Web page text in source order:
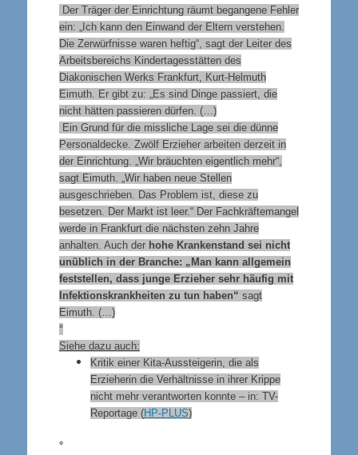
Der Träger der Einrichtung räumt begangene Fehler
ein: „Ich kann den Einwand der Eltern verstehen.
Die Zerwürfnisse waren heftig“, sagt der Leiter des
Arbeitsbereichs Kindertagesstätten des
Diakonischen Werks Frankfurt, Kurt-Helmuth
Eimuth. Er gibt zu: „Es sind Dinge passiert, die
nicht hätten passieren dürfen. (…)
Ein Grund für die missliche Lage sei die dünne
Personaldecke. Zwölf Erzieher arbeiten derzeit in
der Einrichtung. „Wir bräuchten eigentlich mehr“,
sagt Eimuth. „Wir haben neue Stellen
ausgeschrieben. Das Problem ist, diese zu
besetzen. Der Markt ist leer.“ Der Fachkräftemangel
werde in Frankfurt die nächsten zehn Jahre
anhalten. Auch der hohe Krankenstand sei nicht
unüblich in der Branche: „Man kann allgemein
feststellen, dass junge Erzieher sehr häufig mit
Infektionskrankheiten zu tun haben“ sagt
Eimuth. (…)
°
Siehe dazu auch:
Kritik einer Kita-Aussteigerin, die als
Erzieherin die Verhältnisse in ihrer Krippe
nicht mehr verantworten konnte – in: TV-
Reportage (HP-PLUS)
°